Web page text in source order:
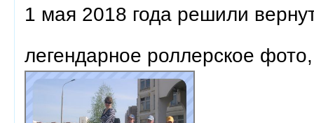
1 мая 2018 года решили
легендарное роллерское